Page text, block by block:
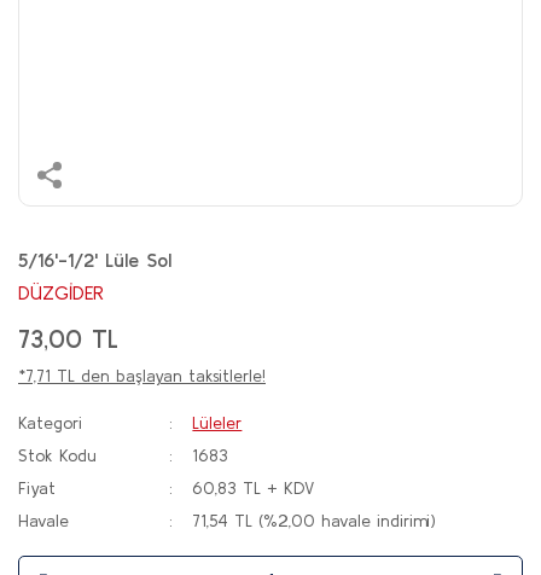
5/16'-1/2' Lüle Sol
DÜZGİDER
73,00 TL
*7,71 TL den başlayan taksitlerle!
Kategori
Lüleler
Stok Kodu
1683
Fiyat
60,83 TL + KDV
Havale
71,54 TL (%2,00 havale indirimi)